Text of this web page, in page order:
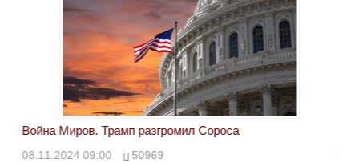
Война Миров. Трамп разгромил Сороса
08.11.2024 09:00 50969